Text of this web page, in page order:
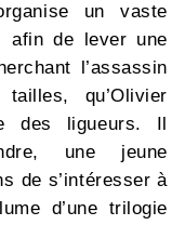
un vaste
afin de lever une
l’assassin
qu’Olivier
des ligueurs. Il
une jeune
de s’intéresser à
d’une trilogie